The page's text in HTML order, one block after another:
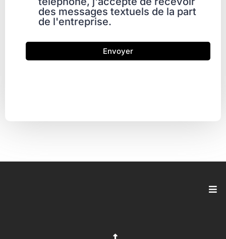
des messages textuels de la part
de l'entreprise.
Envoyer